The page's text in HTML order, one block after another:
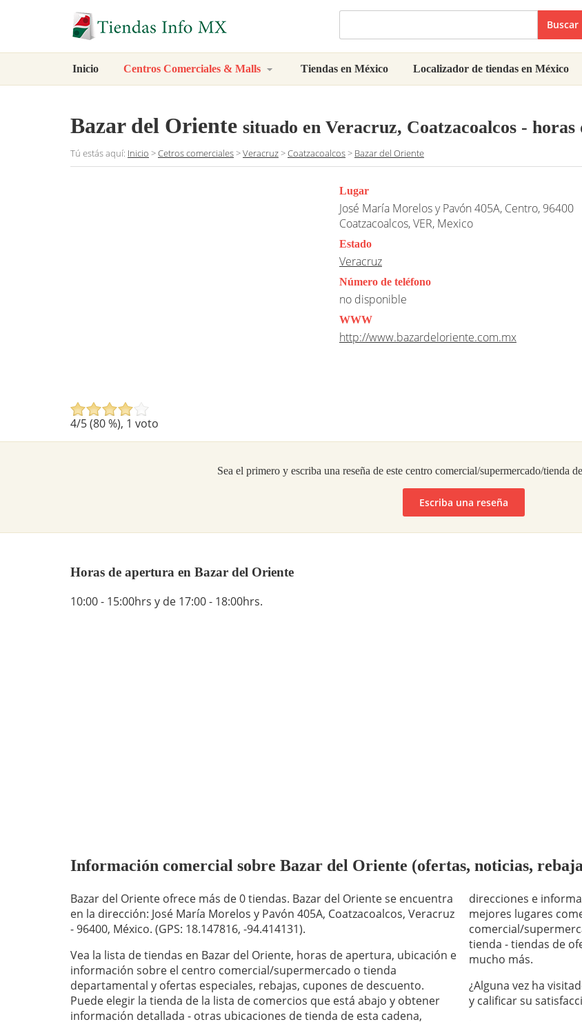
Buscar
Inicio Centros Comerciales & Malls Tiendas en México Localizador de tiendas en México
Bazar del Oriente situado en Veracruz, Coatzacoalcos - horas
Tú estás aquí: Inicio >Cetros comerciales>Veracruz>Coatzacoalcos> Bazar del Oriente
4/5 (80%), 1 voto
Lugar
José María Morelos y Pavón 405A, Centro, 96400
Coatzacoalcos, VER, Mexico
Estado
Veracruz
Número de teléfono
no disponible
WWW
http://www.bazardeloriente.com.mx
Sea el primero y escriba una reseña de este centro comercial/supermercado/tienda
Escriba una reseña
Horas de apertura en Bazar del Oriente
10:00 - 15:00hrs y de 17:00 - 18:00hrs.
Información comercial sobre Bazar del Oriente (ofertas, noticias,
Bazar del Oriente ofrece más de 0 tiendas. Bazar del Oriente se encuentra
en la dirección: José María Morelos y Pavón 405A, Coatzacoalcos, Veracruz
- 96400, México. (GPS: 18.147816, -94.414131).
Vea la lista de tiendas en Bazar del Oriente, horas de apertura, ubicación e
información sobre el centro comercial/supermercado o tienda
departamental y ofertas especiales, rebajas, cupones de descuento.
Puede elegir la tienda de la lista de comercios que está abajo y obtener
información detallada - otras ubicaciones de tienda de esta cadena,
direcciones e
mejores lugares
comercial/
tienda - tiendas de
mucho más.
¿Alguna vez ha
y calificar su